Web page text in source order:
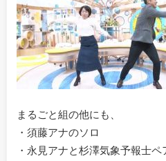
まるごと組の他にも、
・須藤アナのソロ
・永見アナと杉澤気象予報士ペ